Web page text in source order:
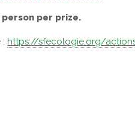
person per prize.
:https://sfecologie.org/